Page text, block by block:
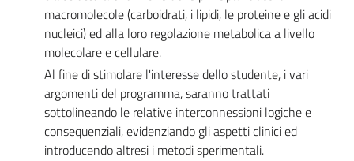
macromolecole (carboidrati, i lipidi, le proteine e gli acidi
nucleici) ed alla loro regolazione metabolica a livello
molecolare e cellulare.
Al fine di stimolare l'interesse dello studente, i vari
argomenti del programma, saranno trattati
sottolineando le relative interconnessioni logiche e
consequenziali, evidenziando gli aspetti clinici ed
introducendo altresi i metodi sperimentali.